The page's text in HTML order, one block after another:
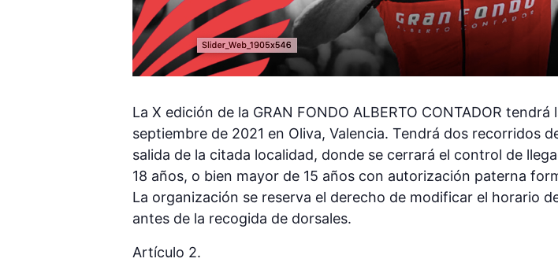
La X edición de la GRAN FONDO ALBERTO CONTADOR
septiembre de 2021 en Oliva, Valencia. Tendrá dos recorridos
salida de la citada localidad, donde se cerrará el control de
18 años, o bien mayor de 15 años con autorización paterna
La organización se reserva el derecho de modificar el horario
antes de la recogida de dorsales.
Artículo 2.